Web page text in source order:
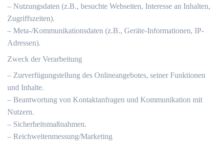
– Nutzungsdaten (z.B., besuchte Webseiten, Interesse an Inhalten,
Zugriffszeiten).
– Meta-/Kommunikationsdaten (z.B., Geräte-Informationen, IP-
Adressen).
Zweck der Verarbeitung
– Zurverfügungstellung des Onlineangebotes, seiner Funktionen
und Inhalte.
– Beantwortung von Kontaktanfragen und Kommunikation mit
Nutzern.
– Sicherheitsmaßnahmen.
– Reichweitenmessung/Marketing